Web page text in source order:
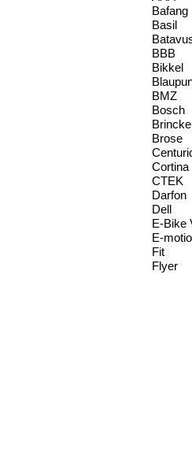
Bafang
Basil
BBB
Bikkel
BMZ
Bosch
Brose
Cortina
CTEK
Darfon
Dell
E-Bike
E-
Fit
Flyer